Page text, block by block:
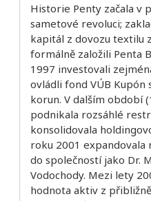
Historie Penty začala v
sametové revoluci;
kapitál z dovozu textilu
formálně založili Penta
1997 investovali
ovládli fond VÚB
korun. V dalším období
podnikala rozsáhlé
konsolidovala
roku 2001 expandovala
do společností jako Dr.
Vodochody. Mezi lety
hodnota aktiv z